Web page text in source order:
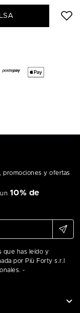
promociones y ofertas
10% de
que has leído y
por Più Forty s.r.l
-